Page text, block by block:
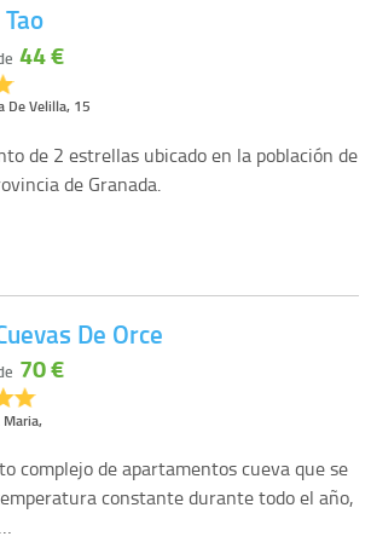
De Velilla, 15
44 €
de 2 estrellas ubicado en la población de
de Granada.
De Orce
Maria,
70 €
complejo de apartamentos cueva que se
constante durante todo el año,